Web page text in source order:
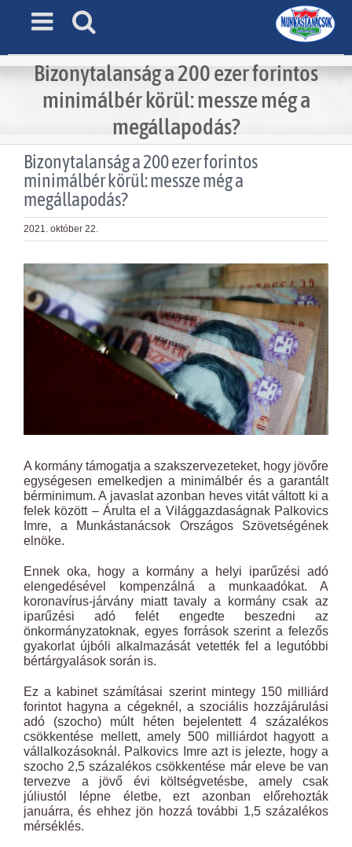
Bizonytalanság a 200 ezer forintos
minimálbér körül: messze még a
megállapodás?
Bizonytalanság a 200 ezer forintos
minimálbér körül: messze még a
megállapodás?
2021. október 22.
View
Larger
Image
A kormány támogatja a szakszervezeteket, hogy jövőre
egységesen emelkedjen a minimálbér és a garantált
bérminimum. A javaslat azonban heves vitát váltott ki a
felek között – Árulta el a Világgazdaságnak Palkovics
Imre, a Munkástanácsok Országos Szövetségének
elnöke.
Ennek oka, hogy a kormány a helyi iparűzési adó
elengedésével kompenzálná a munkaadókat. A
koronavírus-járvány miatt tavaly a kormány csak az
iparűzési adó felét engedte beszedni az
önkormányzatoknak, egyes források szerint a felezős
gyakorlat újbóli alkalmazását vetették fel a legutóbbi
bértárgyalások során is.
Ez a kabinet számításai szerint mintegy 150 milliárd
forintot hagyna a cégeknél, a szociális hozzájárulási
adó (szocho) múlt héten bejelentett 4 százalékos
csökkentése mellett, amely 500 milliárdot hagyott a
vállalkozásoknál. Palkovics Imre azt is jelezte, hogy a
szocho 2,5 százalékos csökkentése már eleve be van
tervezve a jövő évi költségvetésbe, amely csak
júliustól lépne életbe, ezt azonban előrehozták
januárra, és ehhez jön hozzá további 1,5 százalékos
mérséklés.